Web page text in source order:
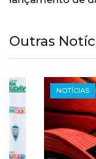
Outras
NOTÍCIAS